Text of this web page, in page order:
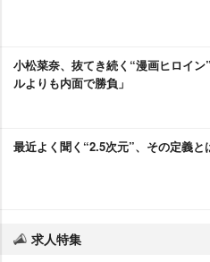
小松菜奈、抜てき続く“漫画ヒロイ
ルよりも内面で勝負」
最近よく聞く“2.5次元”、その定義と
求人特集